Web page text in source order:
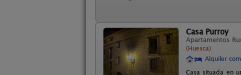
Casa Purroy
Apartamentos
(Huesca)
Alquiler
Casa situada en